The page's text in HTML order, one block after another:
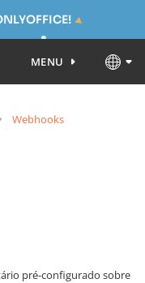
MENU
Webhooks
pré-configurado sobre